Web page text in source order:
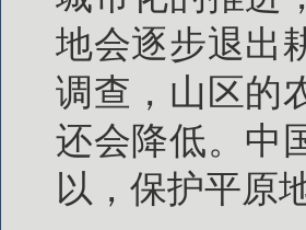
地会逐步退出
调查，山区的
还会降低。中
以，保护平原